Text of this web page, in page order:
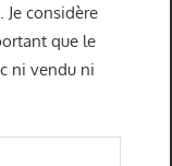
Je considère
que le
ni vendu ni